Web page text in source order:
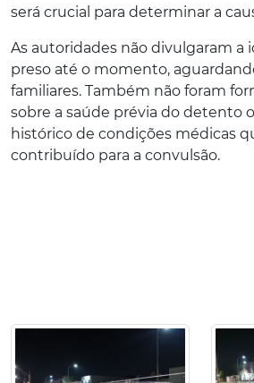
será crucial para determinar a
As autoridades não divulgaram a
preso até o momento,
familiares. Também não foram
sobre a saúde prévia do detento
histórico de condições médicas
contribuído para a convulsão.